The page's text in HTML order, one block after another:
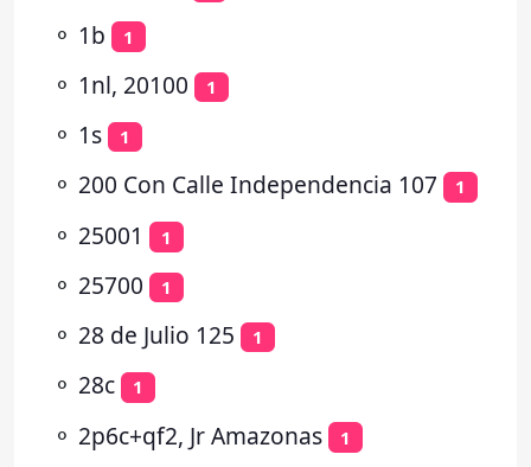
⚬ 1b 1
⚬ 1nl, 20100 1
⚬ 1s 1
⚬ 200 Con Calle Independencia 107 1
⚬ 25001 1
⚬ 25700 1
⚬ 28 de Julio 125 1
⚬ 28c 1
⚬ 2p6c+qf2, Jr Amazonas 1